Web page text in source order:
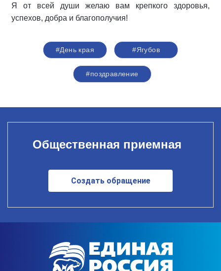
Я от всей души желаю вам крепкого здоровья,
успехов, добра и благополучия!
#День края #Ягубов
#поздравление
Общественная приемная
Создать обращение